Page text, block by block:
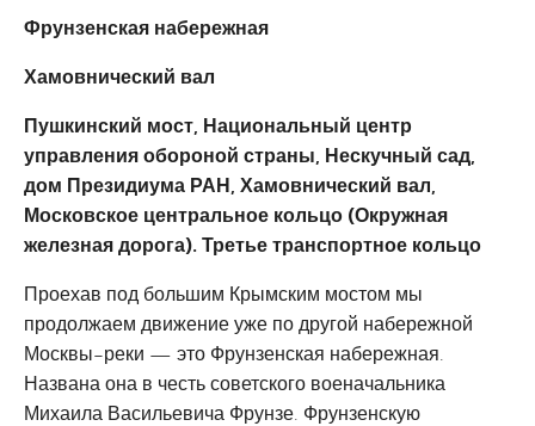
Фрунзенская набережная
Хамовнический вал
Пушкинский мост, Национальный центр
управления обороной страны, Нескучный сад,
дом Президиума РАН, Хамовнический вал,
Московское центральное кольцо (Окружная
железная дорога). Третье транспортное кольцо
Проехав под большим Крымским мостом мы
продолжаем движение уже по другой набережной
Москвы-реки — это Фрунзенская набережная.
Названа она в честь советского военачальника
Михаила Васильевича Фрунзе. Фрунзенскую